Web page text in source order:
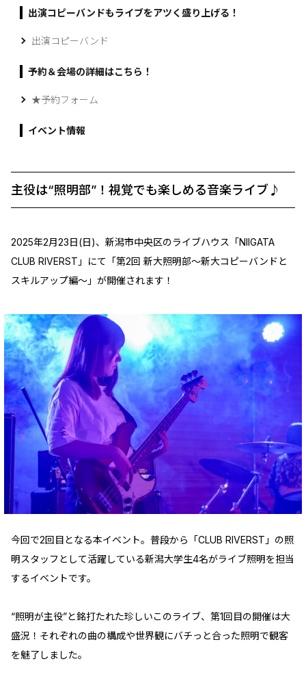
出演コピーバンドもライブをアツく盛り上げる！
出演コピーバンド
予約＆会場の詳細はこちら！
★予約フォーム
イベント情報
主役は“照明部”！視覚でも楽しめる音楽ライブ♪
2025年2月23日(日)、新潟市中央区のライブハウス「NIIGATA
CLUB RIVERST」にて「第2回 新大照明部～新大コピーバンドと
スキルアップ編～」が開催されます！
今回で2回目となる本イベント。普段から「CLUB RIVERST」の照
明スタッフとして活躍している新潟大学生4名がライブ照明を担当
するイベントです。
“照明が主役”と銘打たれた珍しいこのライブ、第1回目の開催は大
盛況！それぞれの曲の構成や世界観にバチっと合った照明で観客
を魅了しました。